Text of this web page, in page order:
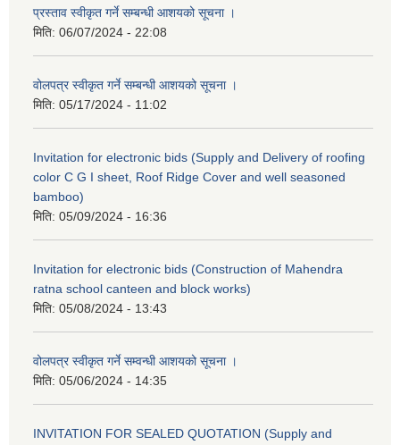
प्रस्ताव स्वीकृत गर्ने सम्बन्धी आशयको सूचना ।
मिति: 06/07/2024 - 22:08
वोलपत्र स्वीकृत गर्ने सम्बन्धी आशयको सूचना ।
मिति: 05/17/2024 - 11:02
Invitation for electronic bids (Supply and Delivery of roofing
color C G I sheet, Roof Ridge Cover and well seasoned
bamboo)
मिति: 05/09/2024 - 16:36
Invitation for electronic bids (Construction of Mahendra
ratna school canteen and block works)
मिति: 05/08/2024 - 13:43
वोलपत्र स्वीकृत गर्ने सम्वन्धी आशयको सूचना ।
मिति: 05/06/2024 - 14:35
INVITATION FOR SEALED QUOTATION (Supply and